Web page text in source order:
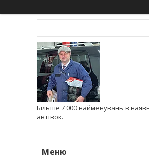
Більше 7 000 найменувань в
автівок.